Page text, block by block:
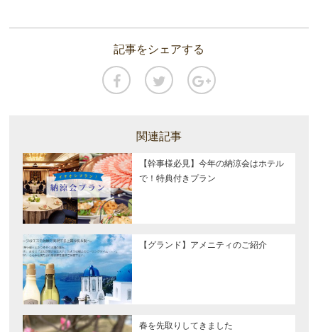
記事をシェアする
関連記事
【幹事様必見】今年の納涼会はホテル
で！特典付きプラン
【グランド】アメニティのご紹介
春を先取りしてきました